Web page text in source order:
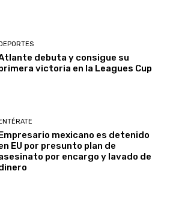
DEPORTES
debuta y consigue su
victoria en la Leagues Cup
mexicano es detenido
EU por presunto plan de
por encargo y lavado de